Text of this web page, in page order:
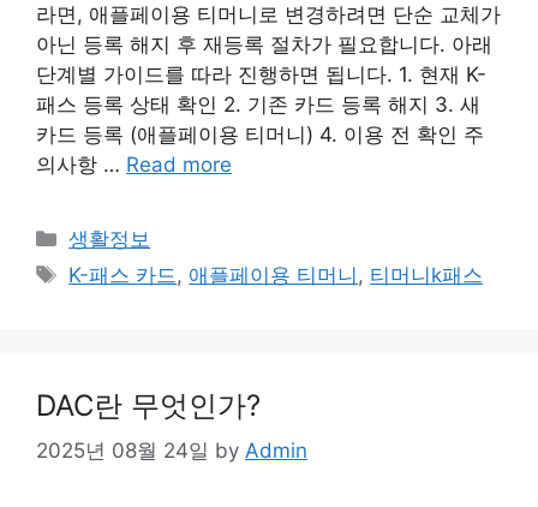
라면, 애플페이용 티머니로 변경하려면 단순 교체가
아닌 등록 해지 후 재등록 절차가 필요합니다. 아래
단계별 가이드를 따라 진행하면 됩니다. 1. 현재 K-
패스 등록 상태 확인 2. 기존 카드 등록 해지 3. 새
카드 등록 (애플페이용 티머니) 4. 이용 전 확인 주
의사항 … Read more
Categories
생활정보
Tags
K-패스 카드 , 애플페이용 티머니 , 티머니k패스
DAC란 무엇인가?
2025년 08월 24일 by Admin